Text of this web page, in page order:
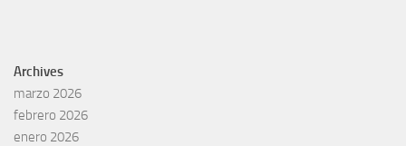
Archives
marzo 2026
febrero 2026
enero 2026